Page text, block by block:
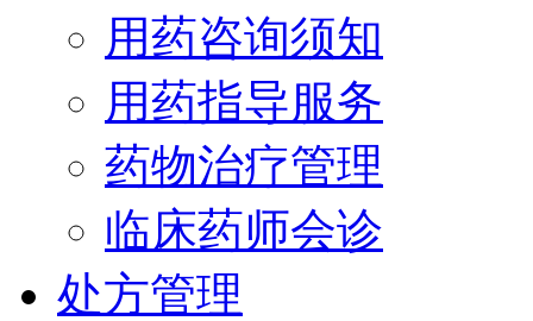
用药咨询须知
用药指导服务
药物治疗管理
临床药师会诊
处方管理